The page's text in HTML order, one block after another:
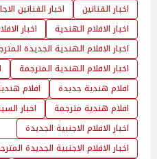
اخبار الفنانين
اخبار الفنانين
اخبار الافلام الهندية
اخبار
اخبار الافلام الهندية الجديدة
اخبار الافلام الهندية المترجمة
افلام هندية جديدة
افلام
افلام هندية مترجمة
اخبار
اخبار الافلام الاجنبية الجديدة
اخبار الافلام الاجنبية الجديدة